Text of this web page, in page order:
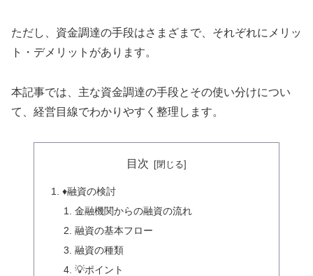
ただし、資金調達の手段はさまざまで、それぞれにメリッ
ト・デメリットがあります。
本記事では、主な資金調達の手段とその使い分けについ
て、経営目線でわかりやすく整理します。
目次
♦️融資の検討
金融機関からの融資の流れ
融資の基本フロー
融資の種類
💡ポイント